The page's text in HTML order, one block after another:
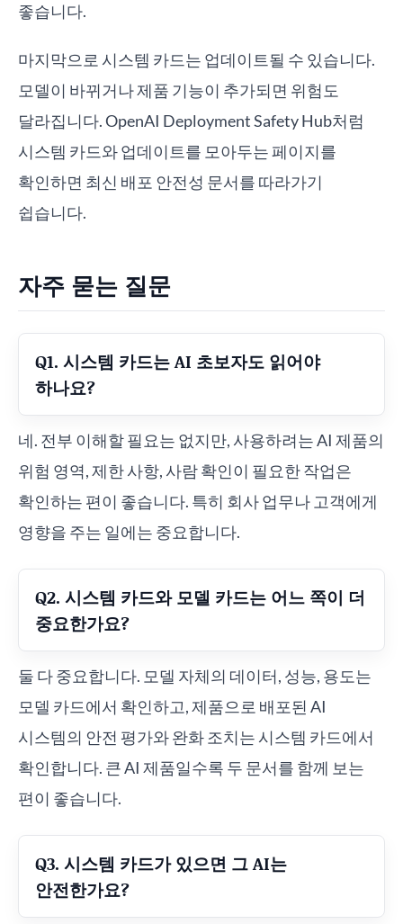
좋습니다.
마지막으로 시스템 카드는 업데이트될 수 있습니다.
모델이 바뀌거나 제품 기능이 추가되면 위험도
달라집니다. OpenAI Deployment Safety Hub처럼
시스템 카드와 업데이트를 모아두는 페이지를
확인하면 최신 배포 안전성 문서를 따라가기
쉽습니다.
자주 묻는 질문
Q1. 시스템 카드는 AI 초보자도 읽어야
하나요?
네. 전부 이해할 필요는 없지만, 사용하려는 AI 제품의
위험 영역, 제한 사항, 사람 확인이 필요한 작업은
확인하는 편이 좋습니다. 특히 회사 업무나 고객에게
영향을 주는 일에는 중요합니다.
Q2. 시스템 카드와 모델 카드는 어느 쪽이 더
중요한가요?
둘 다 중요합니다. 모델 자체의 데이터, 성능, 용도는
모델 카드에서 확인하고, 제품으로 배포된 AI
시스템의 안전 평가와 완화 조치는 시스템 카드에서
확인합니다. 큰 AI 제품일수록 두 문서를 함께 보는
편이 좋습니다.
Q3. 시스템 카드가 있으면 그 AI는
안전한가요?